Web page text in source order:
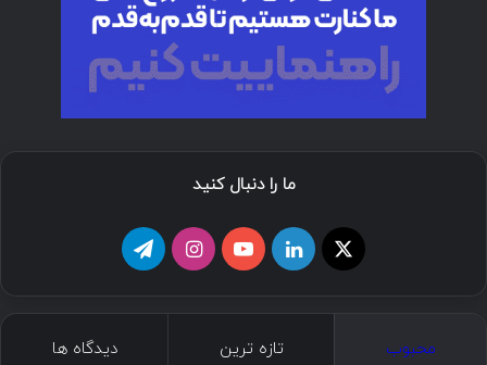
ما را دنبال کنید
محبوب تازه ترین دیدگاه ها